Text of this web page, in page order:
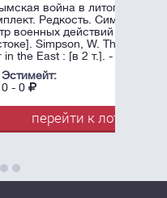
литографиях.
Симпсон, У.
на
W. The Seat of
т.]. - Лондон: ...
к лоту